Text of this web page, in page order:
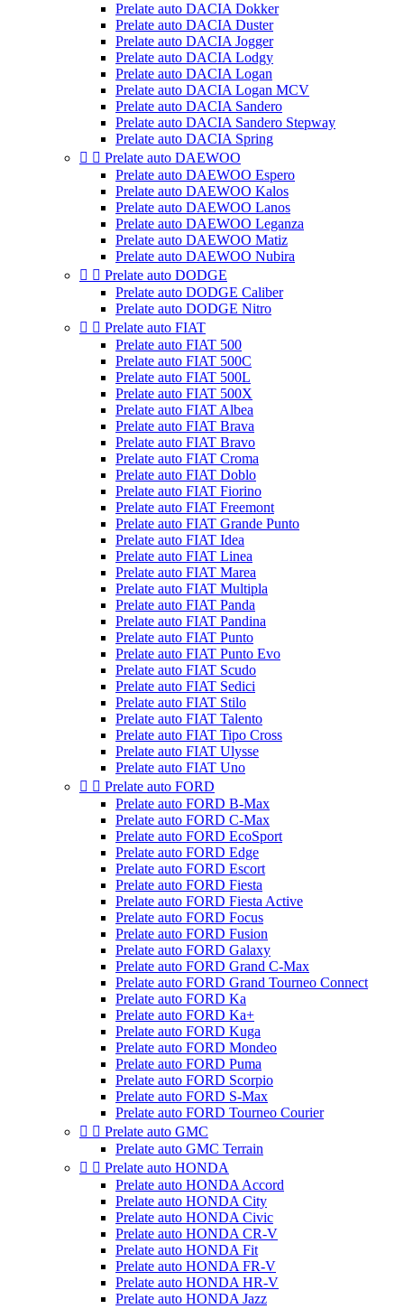
Prelate auto DACIA Dokker
Prelate auto DACIA Duster
Prelate auto DACIA Jogger
Prelate auto DACIA Lodgy
Prelate auto DACIA Logan
Prelate auto DACIA Logan MCV
Prelate auto DACIA Sandero
Prelate auto DACIA Sandero Stepway
Prelate auto DACIA Spring
  Prelate auto DAEWOO
Prelate auto DAEWOO Espero
Prelate auto DAEWOO Kalos
Prelate auto DAEWOO Lanos
Prelate auto DAEWOO Leganza
Prelate auto DAEWOO Matiz
Prelate auto DAEWOO Nubira
  Prelate auto DODGE
Prelate auto DODGE Caliber
Prelate auto DODGE Nitro
  Prelate auto FIAT
Prelate auto FIAT 500
Prelate auto FIAT 500C
Prelate auto FIAT 500L
Prelate auto FIAT 500X
Prelate auto FIAT Albea
Prelate auto FIAT Brava
Prelate auto FIAT Bravo
Prelate auto FIAT Croma
Prelate auto FIAT Doblo
Prelate auto FIAT Fiorino
Prelate auto FIAT Freemont
Prelate auto FIAT Grande Punto
Prelate auto FIAT Idea
Prelate auto FIAT Linea
Prelate auto FIAT Marea
Prelate auto FIAT Multipla
Prelate auto FIAT Panda
Prelate auto FIAT Pandina
Prelate auto FIAT Punto
Prelate auto FIAT Punto Evo
Prelate auto FIAT Scudo
Prelate auto FIAT Sedici
Prelate auto FIAT Stilo
Prelate auto FIAT Talento
Prelate auto FIAT Tipo Cross
Prelate auto FIAT Ulysse
Prelate auto FIAT Uno
  Prelate auto FORD
Prelate auto FORD B-Max
Prelate auto FORD C-Max
Prelate auto FORD EcoSport
Prelate auto FORD Edge
Prelate auto FORD Escort
Prelate auto FORD Fiesta
Prelate auto FORD Fiesta Active
Prelate auto FORD Focus
Prelate auto FORD Fusion
Prelate auto FORD Galaxy
Prelate auto FORD Grand C-Max
Prelate auto FORD Grand Tourneo Connect
Prelate auto FORD Ka
Prelate auto FORD Ka+
Prelate auto FORD Kuga
Prelate auto FORD Mondeo
Prelate auto FORD Puma
Prelate auto FORD Scorpio
Prelate auto FORD S-Max
Prelate auto FORD Tourneo Courier
  Prelate auto GMC
Prelate auto GMC Terrain
  Prelate auto HONDA
Prelate auto HONDA Accord
Prelate auto HONDA City
Prelate auto HONDA Civic
Prelate auto HONDA CR-V
Prelate auto HONDA Fit
Prelate auto HONDA FR-V
Prelate auto HONDA HR-V
Prelate auto HONDA Jazz